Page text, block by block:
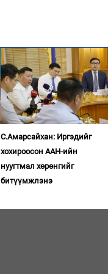
С.Амарсайхан: Иргэдийг
хохироосон ААН-ийн
нуугтмал хөрөнгийг
битүүмжлэнэ